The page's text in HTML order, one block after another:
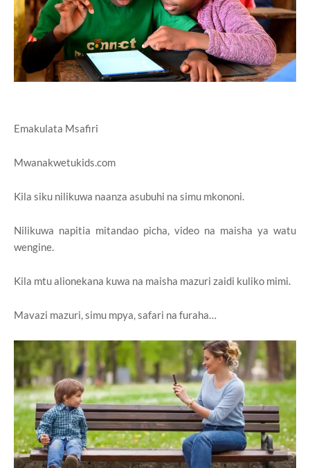
Emakulata Msafiri
Mwanakwetukids.com
Kila siku nilikuwa naanza asubuhi na simu mkononi.
Nilikuwa napitia mitandao picha, video na maisha ya watu
wengine.
Kila mtu alionekana kuwa na maisha mazuri zaidi kuliko mimi.
Mavazi mazuri, simu mpya, safari na furaha…